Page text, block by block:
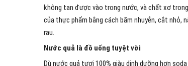
không tan được vào trong nước, và chất xơ
của thực phẩm bằng cách băm nhuyễn, cắt
rau.
Nước quả là đồ uống tuyệt vời
Dù nước quả tươi 100% giàu dinh dưỡng hơn